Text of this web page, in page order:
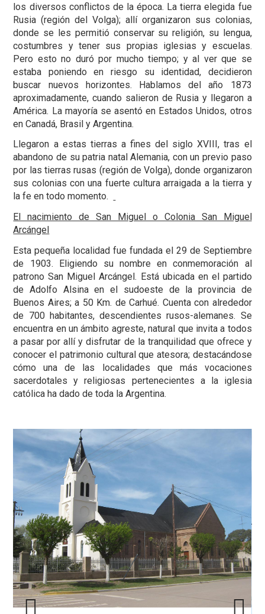
los diversos conflictos de la época. La tierra elegida fue
Rusia (región del Volga); allí organizaron sus colonias,
donde se les permitió conservar su religión, su lengua,
costumbres y tener sus propias iglesias y escuelas.
Pero esto no duró por mucho tiempo; y al ver que se
estaba poniendo en riesgo su identidad, decidieron
buscar nuevos horizontes. Hablamos del año 1873
aproximadamente, cuando salieron de Rusia y llegaron a
América. La mayoría se asentó en Estados Unidos, otros
en Canadá, Brasil y Argentina.
Llegaron a estas tierras a fines del siglo XVIII, tras el
abandono de su patria natal Alemania, con un previo paso
por las tierras rusas (región de Volga), donde organizaron
sus colonias con una fuerte cultura arraigada a la tierra y
la fe en todo momento.
El nacimiento de San Miguel o Colonia San Miguel
Arcángel
Esta pequeña localidad fue fundada el 29 de Septiembre
de 1903. Eligiendo su nombre en conmemoración al
patrono San Miguel Arcángel. Está ubicada en el partido
de Adolfo Alsina en el sudoeste de la provincia de
Buenos Aires; a 50 Km. de Carhué. Cuenta con alrededor
de 700 habitantes, descendientes rusos-alemanes. Se
encuentra en un ámbito agreste, natural que invita a todos
a pasar por allí y disfrutar de la tranquilidad que ofrece y
conocer el patrimonio cultural que atesora; destacándose
cómo una de las localidades que más vocaciones
sacerdotales y religiosas pertenecientes a la iglesia
católica ha dado de toda la Argentina.